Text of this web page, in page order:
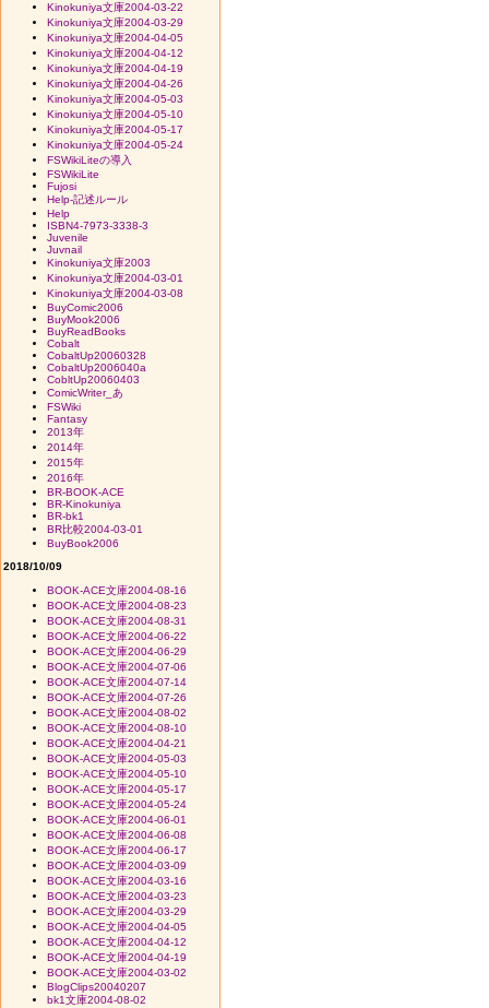
Kinokuniya文庫2004-03-22
Kinokuniya文庫2004-03-29
Kinokuniya文庫2004-04-05
Kinokuniya文庫2004-04-12
Kinokuniya文庫2004-04-19
Kinokuniya文庫2004-04-26
Kinokuniya文庫2004-05-03
Kinokuniya文庫2004-05-10
Kinokuniya文庫2004-05-17
Kinokuniya文庫2004-05-24
FSWikiLiteの導入
FSWikiLite
Fujosi
Help-記述ルール
Help
ISBN4-7973-3338-3
Juvenile
Juvnail
Kinokuniya文庫2003
Kinokuniya文庫2004-03-01
Kinokuniya文庫2004-03-08
BuyComic2006
BuyMook2006
BuyReadBooks
Cobalt
CobaltUp20060328
CobaltUp2006040a
CobltUp20060403
ComicWriter_あ
FSWiki
Fantasy
2013年
2014年
2015年
2016年
BR-BOOK-ACE
BR-Kinokuniya
BR-bk1
BR比較2004-03-01
BuyBook2006
2018/10/09
BOOK-ACE文庫2004-08-16
BOOK-ACE文庫2004-08-23
BOOK-ACE文庫2004-08-31
BOOK-ACE文庫2004-06-22
BOOK-ACE文庫2004-06-29
BOOK-ACE文庫2004-07-06
BOOK-ACE文庫2004-07-14
BOOK-ACE文庫2004-07-26
BOOK-ACE文庫2004-08-02
BOOK-ACE文庫2004-08-10
BOOK-ACE文庫2004-04-21
BOOK-ACE文庫2004-05-03
BOOK-ACE文庫2004-05-10
BOOK-ACE文庫2004-05-17
BOOK-ACE文庫2004-05-24
BOOK-ACE文庫2004-06-01
BOOK-ACE文庫2004-06-08
BOOK-ACE文庫2004-06-17
BOOK-ACE文庫2004-03-09
BOOK-ACE文庫2004-03-16
BOOK-ACE文庫2004-03-23
BOOK-ACE文庫2004-03-29
BOOK-ACE文庫2004-04-05
BOOK-ACE文庫2004-04-12
BOOK-ACE文庫2004-04-19
BOOK-ACE文庫2004-03-02
BlogClips20040207
bk1文庫2004-08-02